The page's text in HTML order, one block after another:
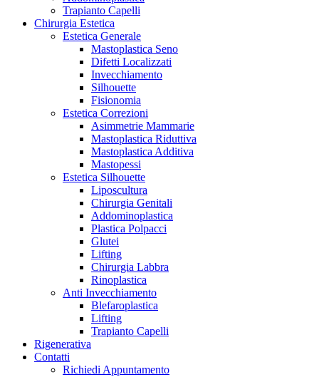
Trapianto Capelli
Chirurgia Estetica
Estetica Generale
Mastoplastica Seno
Difetti Localizzati
Invecchiamento
Silhouette
Fisionomia
Estetica Correzioni
Asimmetrie Mammarie
Mastoplastica Riduttiva
Mastoplastica Additiva
Mastopessi
Estetica Silhouette
Liposcultura
Chirurgia Genitali
Addominoplastica
Plastica Polpacci
Glutei
Lifting
Chirurgia Labbra
Rinoplastica
Anti Invecchiamento
Blefaroplastica
Lifting
Trapianto Capelli
Rigenerativa
Contatti
Richiedi Appuntamento